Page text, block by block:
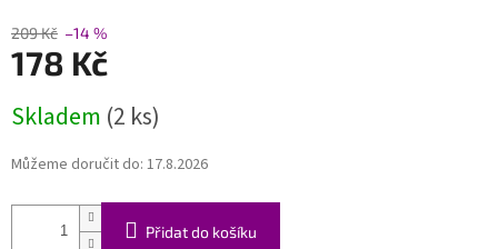
209 Kč –14 %
178 Kč
cena:
Skladem (2 ks)
Můžeme doručit do: 17.8.2026
Přidat do košíku